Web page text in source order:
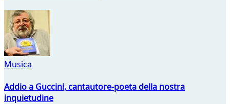
Musica
Addio a Guccini, cantautore-poeta della nostra
inquietudine